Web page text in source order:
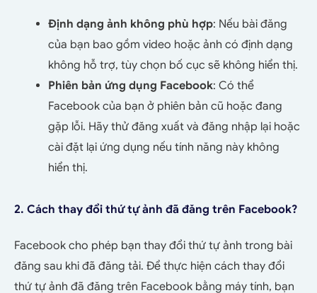
Định dạng ảnh không phù hợp: Nếu bài đăng
của bạn bao gồm video hoặc ảnh có định dạng
không hỗ trợ, tùy chọn bố cục sẽ không hiển thị.
Phiên bản ứng dụng Facebook: Có thể
Facebook của bạn ở phiên bản cũ hoặc đang
gặp lỗi. Hãy thử đăng xuất và đăng nhập lại hoặc
cài đặt lại ứng dụng nếu tính năng này không
hiển thị.
2. Cách thay đổi thứ tự ảnh đã đăng trên Facebook?
Facebook cho phép bạn thay đổi thứ tự ảnh trong bài
đăng sau khi đã đăng tải. Để thực hiện cách thay đổi
thứ tự ảnh đã đăng trên Facebook bằng máy tính, bạn